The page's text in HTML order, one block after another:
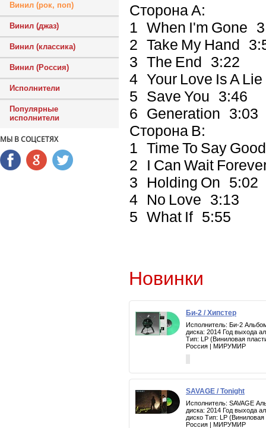
Винил (рок, поп)
Винил (джаз)
Винил (классика)
Винил (Россия)
Исполнители
Популярные
исполнители
МЫ В СОЦСЕТЯХ
Сторона А:
1 When I'm Gone
2 Take My Hand
3 The End 3:22
4 Your Love Is A
5 Save You 3:46
6 Generation 3:03
Сторона B:
1 Time To Say
2 I Can Wait
3 Holding On 5:02
4 No Love 3:13
5 What If 5:55
Новинки
Би-2 / Хипстер
Исполнитель: Би-2
диска: 2014 Год выхода
Тип: LP (Виниловая
Россия | МИРУМИР
SAVAGE / Tonight
Исполнитель: SAVAGE
диска: 2014 Год выхода
диско Тип: LP
Россия | МИРУМИР